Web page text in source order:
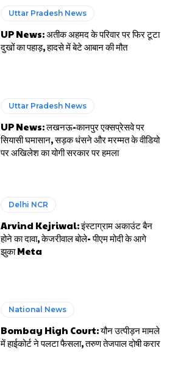
Uttar Pradesh News
UP News: अतीक अहमद के परिवार पर फिर टूटा
दुखों का पहाड़, हादसे में बेटे आबान की मौत
Uttar Pradesh News
UP News: लखनऊ-कानपुर एक्सप्रेसवे पर
सियासी घमासान, सड़क धंसने और मरम्मत के वीडियो
पर अखिलेश का योगी सरकार पर हमला
Delhi NCR
Arvind Kejriwal: इंस्टाग्राम अकाउंट बैन
होने का दावा, केजरीवाल बोले- पीएम मोदी के आगे
झुका Meta
National News
Bombay High Court: यौन उत्पीड़न मामले
में हाईकोर्ट ने पलटा फैसला, तरुण तेजपाल दोषी करार